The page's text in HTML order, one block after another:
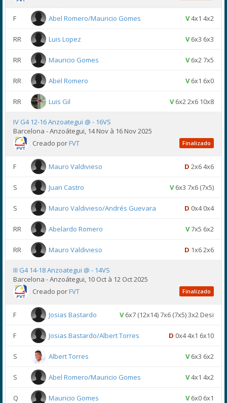
F Abel Romero/Mauricio Gomes V4x1 4x2
RR Luis Lopez V6x3 6x3
RR Mauricio Gomes V6x2 7x5
RR Abel Romero V6x1 6x0
RR Luis Gil V6x2 2x6 10x8
IV G4 12-16 Anzoategui @ - 16VS
Barcelona - Anzoátegui, 14 Nov à 16 Nov 2025
Creado porFVT Finalizado
F Mauro Valdivieso D 2x6 4x6
S Juan Castro V6x3 7x6 (7x5)
S Mauro Valdivieso/Andrés Guevara D 0x4 0x4
RR Abelardo Romero V7x5 6x2
RR Mauro Valdivieso D 1x6 2x6
III G4 14-18 Anzoategui @ - 14VS
Barcelona - Anzoátegui, 10 Oct à 12 Oct 2025
Creado porFVT Finalizado
F Josias Bastardo V6x7 (12x14) 7x6 (7x5) 3x2 Desi
F Josias Bastardo/Albert Torres D 0x4 4x1 6x10
S Albert Torres V6x3 6x2
S Abel Romero/Mauricio Gomes V4x1 4x2
Q Mauricio Gomes V6x0 6x1